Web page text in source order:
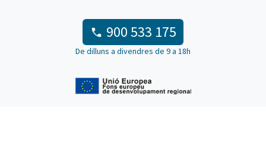
900 533 175
De dilluns a divendres de 9 a 18h